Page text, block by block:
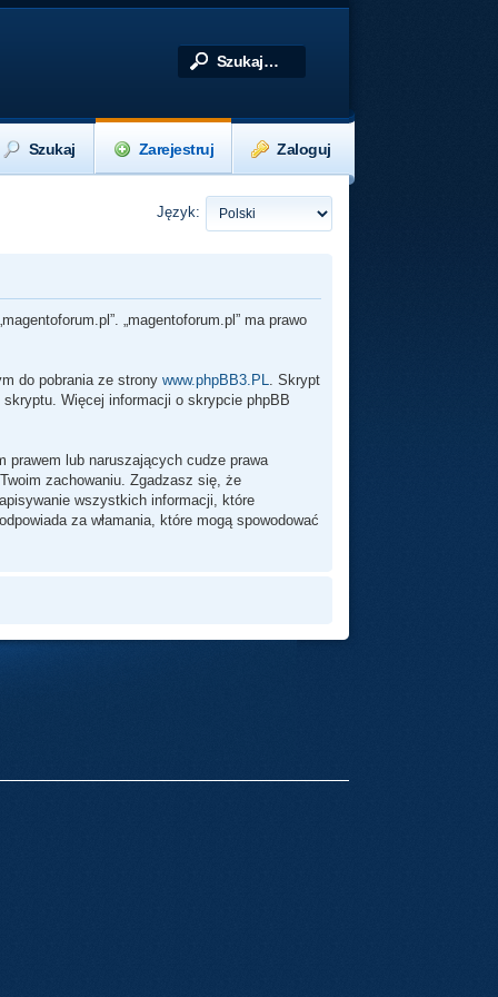
Zaloguj
Zarejestruj
Szukaj
Język:
„magentoforum.pl” ma prawo
do pobrania ze stronywww.phpBB3.PL
. Skrypt
Więcej informacji o skrypcie phpBB
lub naruszających cudze prawa
zachowaniu. Zgadzasz się, że
wszystkich informacji, które
za włamania, które mogą spowodować